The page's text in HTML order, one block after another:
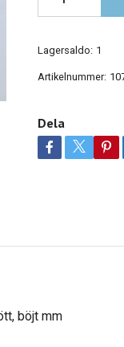
Lagersaldo: 1
Artikelnummer:
Dela
böjt mm